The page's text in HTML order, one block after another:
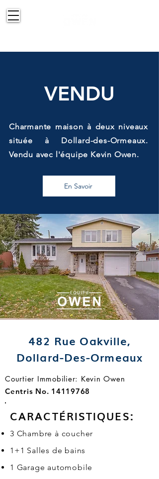
VENDU
Charmante maison à deux niveaux
située à Dollard-des-Ormeaux.
Vendu avec l'équipe Kevin Owen.
En Savoir
482 Rue Oakville,
Dollard-Des-Ormeaux
Courtier Immobilier: Kevin Owen
Centris No. 14119768
CARACTÉRISTIQUES:
3 Chambre à coucher
1+1 Salles de bains
1 Garage automobile